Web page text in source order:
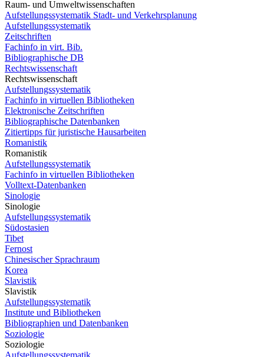
Raum- und Umweltwissenschaften
Aufstellungssystematik Stadt- und Verkehrsplanung
Aufstellungssystematik
Zeitschriften
Fachinfo in virt. Bib.
Bibliographische DB
Rechtswissenschaft
Rechtswissenschaft
Aufstellungssystematik
Fachinfo in virtuellen Bibliotheken
Elektronische Zeitschriften
Bibliographische Datenbanken
Zitiertipps für juristische Hausarbeiten
Romanistik
Romanistik
Aufstellungssystematik
Fachinfo in virtuellen Bibliotheken
Volltext-Datenbanken
Sinologie
Sinologie
Aufstellungssystematik
Südostasien
Tibet
Fernost
Chinesischer Sprachraum
Korea
Slavistik
Slavistik
Aufstellungssystematik
Institute und Bibliotheken
Bibliographien und Datenbanken
Soziologie
Soziologie
Aufstellungssystematik